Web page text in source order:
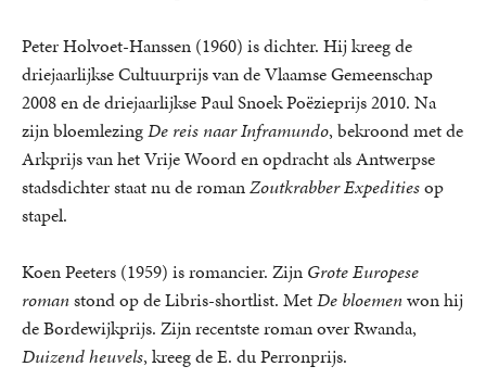
Peter Holvoet-Hanssen (1960) is dichter. Hij kreeg de
driejaarlijkse Cultuurprijs van de Vlaamse Gemeenschap
2008 en de driejaarlijkse Paul Snoek Poëzieprijs 2010. Na
zijn bloemlezingDe reis naar Inframundo, bekroond met de
Arkprijs van het Vrije Woord en opdracht als Antwerpse
stadsdichter staat nu de romanZoutkrabber Expeditiesop
stapel.
Koen Peeters (1959) is romancier. Zijn Grote Europese
romanstond op de Libris-shortlist. MetDe bloemenwon hij
de Bordewijkprijs. Zijn recentste roman over Rwanda,
Duizend heuvels, kreeg de E. du Perronprijs.